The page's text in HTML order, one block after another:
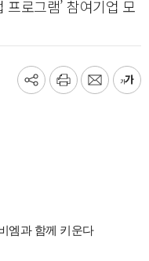
프로그램’ 참여기업 모
기
프
메
글
엠과 함께 키운다